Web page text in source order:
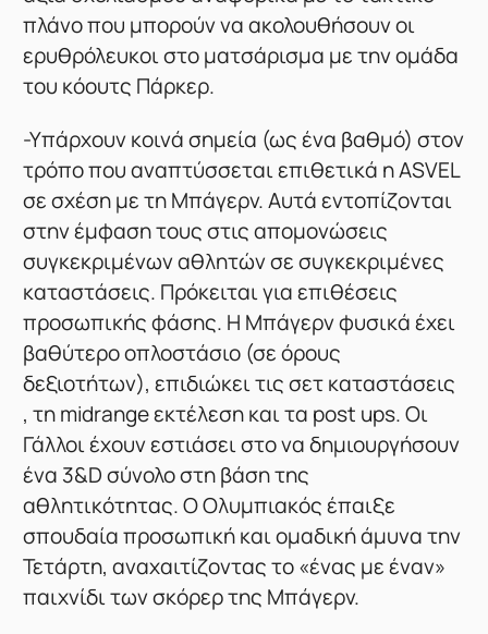
πλάνο που μπορούν να ακολουθήσουν οι
ερυθρόλευκοι στο ματσάρισμα με την ομάδα
του κόουτς Πάρκερ.
-Υπάρχουν κοινά σημεία (ως ένα βαθμό) στον
τρόπο που αναπτύσσεται επιθετικά η ASVEL
σε σχέση με τη Μπάγερν. Αυτά εντοπίζονται
στην έμφαση τους στις απομονώσεις
συγκεκριμένων αθλητών σε συγκεκριμένες
καταστάσεις. Πρόκειται για επιθέσεις
προσωπικής φάσης. Η Μπάγερν φυσικά έχει
βαθύτερο οπλοστάσιο (σε όρους
δεξιοτήτων), επιδιώκει τις σετ καταστάσεις
, τη midrange εκτέλεση και τα post ups. Οι
Γάλλοι έχουν εστιάσει στο να δημιουργήσουν
ένα 3&D σύνολο στη βάση της
αθλητικότητας. Ο Ολυμπιακός έπαιξε
σπουδαία προσωπική και ομαδική άμυνα την
Τετάρτη, αναχαιτίζοντας το «ένας με έναν»
παιχνίδι των σκόρερ της Μπάγερν.